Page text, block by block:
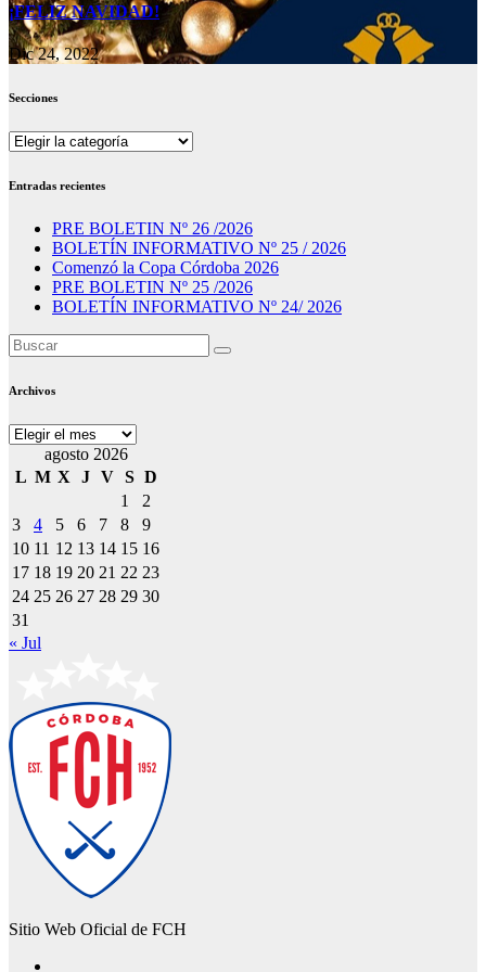
¡FELIZ NAVIDAD!
Dic 24, 2022
Secciones
Secciones
Entradas recientes
PRE BOLETIN Nº 26 /2026
BOLETÍN INFORMATIVO Nº 25 / 2026
Comenzó la Copa Córdoba 2026
PRE BOLETIN Nº 25 /2026
BOLETÍN INFORMATIVO Nº 24/ 2026
Archivos
Archivos
agosto 2026
L M X J V S D
1
2
3
4 5 6 7 8
9
10 11 12 13 14 15 16
17 18 19 20 21 22 23
24 25 26 27 28 29 30
31
« Jul
Sitio Web Oficial de FCH